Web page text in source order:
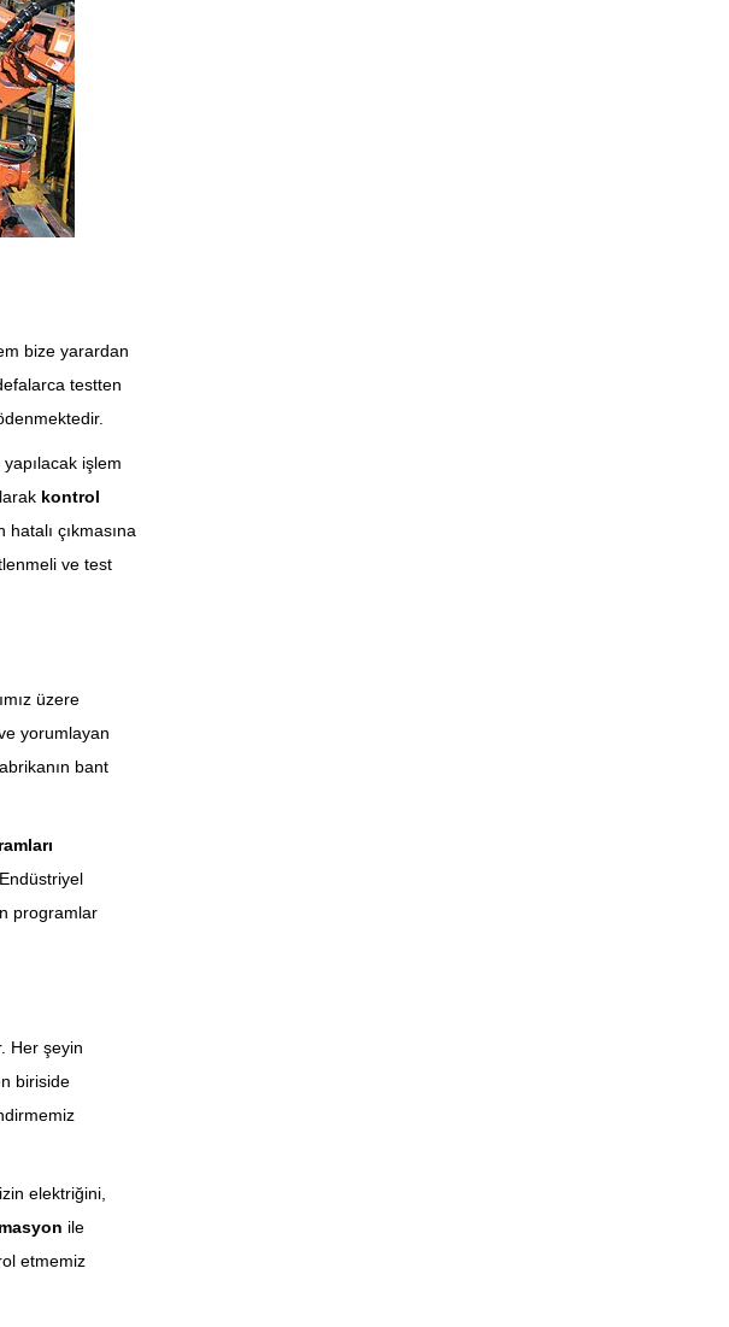
bize yarardan
testten
işlem
kontrol
çıkmasına
ve test
üzere
yorumlayan
bant
programlar
Her şeyin
biriside
elektriğini,
ile
etmemiz